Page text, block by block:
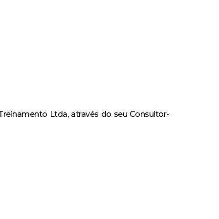
Ltda, através do seu Consultor-